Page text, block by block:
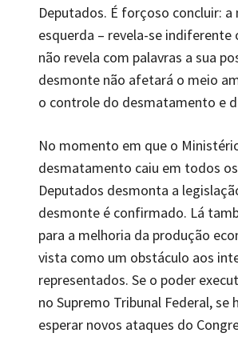
Deputados. É forçoso concluir:
esquerda – revela-se
não revela com palavras a sua
desmonte não afetará o meio
o controle do desmatamento e
No momento em que o
desmatamento caiu em todos
Deputados desmonta a
desmonte é confirmado. Lá
para a melhoria da produção
vista como um obstáculo aos
representados. Se o poder
no Supremo Tribunal Federal,
esperar novos ataques do